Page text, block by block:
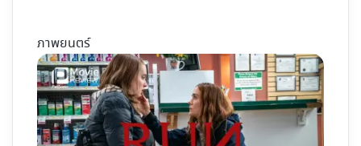
ภาพยนตร์